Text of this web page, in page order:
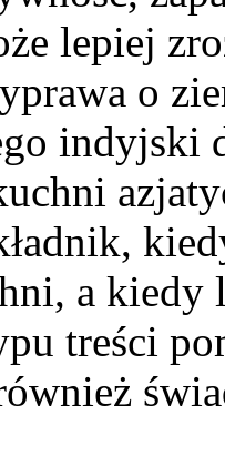
lepiej
o
indyjski
a kiedy
treści